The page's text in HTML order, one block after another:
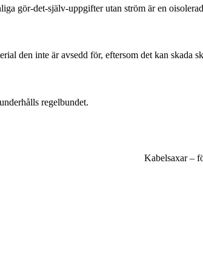
gör-det-själv-uppgifter utan ström är en
den inte är avsedd för, eftersom det kan skada
regelbundet.
Kabelsaxar –